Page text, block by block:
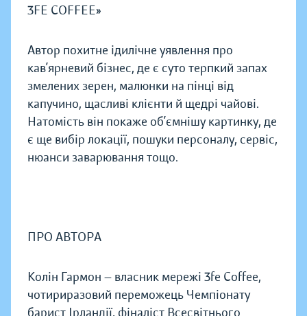
3FE COFFEE»
Автор похитне ідилічне уявлення про
кав’ярневий бізнес, де є суто терпкий запах
змелених зерен, малюнки на пінці від
капучино, щасливі клієнти й щедрі чайові.
Натомість він покаже об’ємнішу картинку, де
є ще вибір локації, пошуки персоналу, сервіс,
нюанси заварювання тощо.
ПРО АВТОРА
Колін Гармон — власник мережі 3fe Coffee,
чотириразовий переможець Чемпіонату
барист Ірландії, фіналіст Всесвітнього